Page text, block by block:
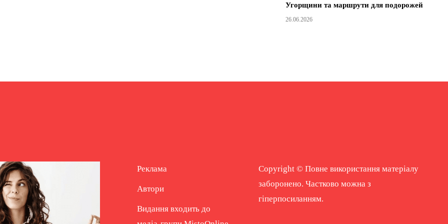
Угорщини та маршрути для подорожей
26.06.2026
Реклама
Автори
Видання входить до
Copyright © Повне використання матеріалу
заборонено. Частково можна з
гіперпосиланням.